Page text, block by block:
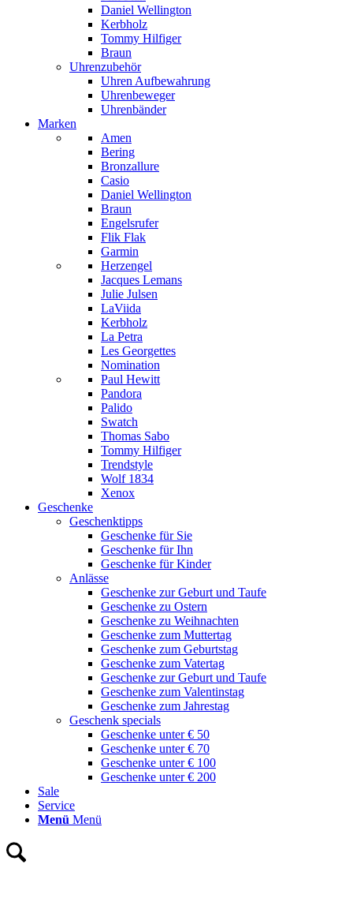
Daniel Wellington
Kerbholz
Tommy Hilfiger
Braun
Uhrenzubehör
Uhren Aufbewahrung
Uhrenbeweger
Uhrenbänder
Marken
Amen
Bering
Bronzallure
Casio
Daniel Wellington
Braun
Engelsrufer
Flik Flak
Garmin
Herzengel
Jacques Lemans
Julie Julsen
LaViida
Kerbholz
La Petra
Les Georgettes
Nomination
Paul Hewitt
Pandora
Palido
Swatch
Thomas Sabo
Tommy Hilfiger
Trendstyle
Wolf 1834
Xenox
Geschenke
Geschenktipps
Geschenke für Sie
Geschenke für Ihn
Geschenke für Kinder
Anlässe
Geschenke zur Geburt und Taufe
Geschenke zu Ostern
Geschenke zu Weihnachten
Geschenke zum Muttertag
Geschenke zum Geburtstag
Geschenke zum Vatertag
Geschenke zur Geburt und Taufe
Geschenke zum Valentinstag
Geschenke zum Jahrestag
Geschenk specials
Geschenke unter € 50
Geschenke unter € 70
Geschenke unter € 100
Geschenke unter € 200
Sale
Service
Menü Menü